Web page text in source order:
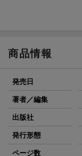
条件達成で楽天
商品情報
発売日
著者／編集
出版社
発行形態
ページ数